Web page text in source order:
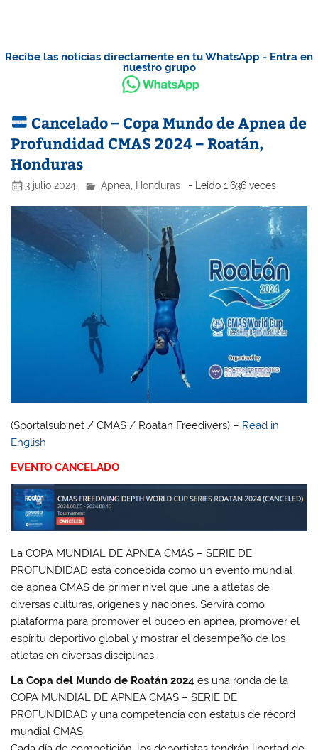
Recibe las noticias directamente en tu WhatsApp - Entra en
nuestro grupo
Cancelado – Copa Mundo de Apnea de
Profundidad CMAS 2024 – Roatán,
Honduras
3 julio 2024 Apnea Honduras - Leído 1.636 veces
(Sportalsub.net / CMAS / Roatan Freedivers) – Read in
English
EVENTO CANCELADO
La COPA MUNDIAL DE APNEA CMAS – SERIE DE
PROFUNDIDAD está concebida como un evento mundial
de apnea CMAS de primer nivel que une a atletas de
diversas culturas, orígenes y naciones. Servirá como
plataforma para promover el buceo en apnea, promover el
espíritu deportivo global y mostrar el desempeño de los
atletas en diversas disciplinas.
La Copa del Mundo de Roatán 2024 es una ronda de la
COPA MUNDIAL DE APNEA CMAS – SERIE DE
PROFUNDIDAD y una competencia con estatus de récord
mundial CMAS.